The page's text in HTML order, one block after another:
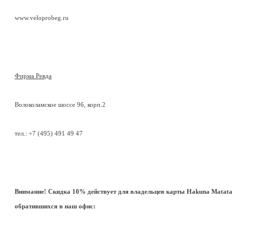
www.veloprobeg.ru
Фирма Ревда
Волоколамское шоссе 96, корп.2
тел.: +7 (495) 491 49 47
Внимание! Скидка 10% действует для владельцев карты Hakuna Matata
обратившихся в наш офис: